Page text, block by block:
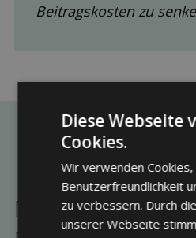
Beitragskosten zu
Passende Beiträge
Diese Webseite
Cookies.
Wir verwenden Cookies,
Benutzerfreundlichkeit
zu verbessern. Durch
unserer Webseite